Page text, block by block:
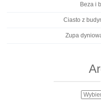
Beza i
Ciasto z
Zupa